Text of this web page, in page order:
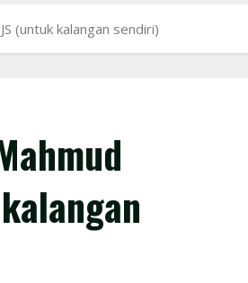
(untuk kalangan sendiri)